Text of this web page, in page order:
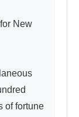
of fortune